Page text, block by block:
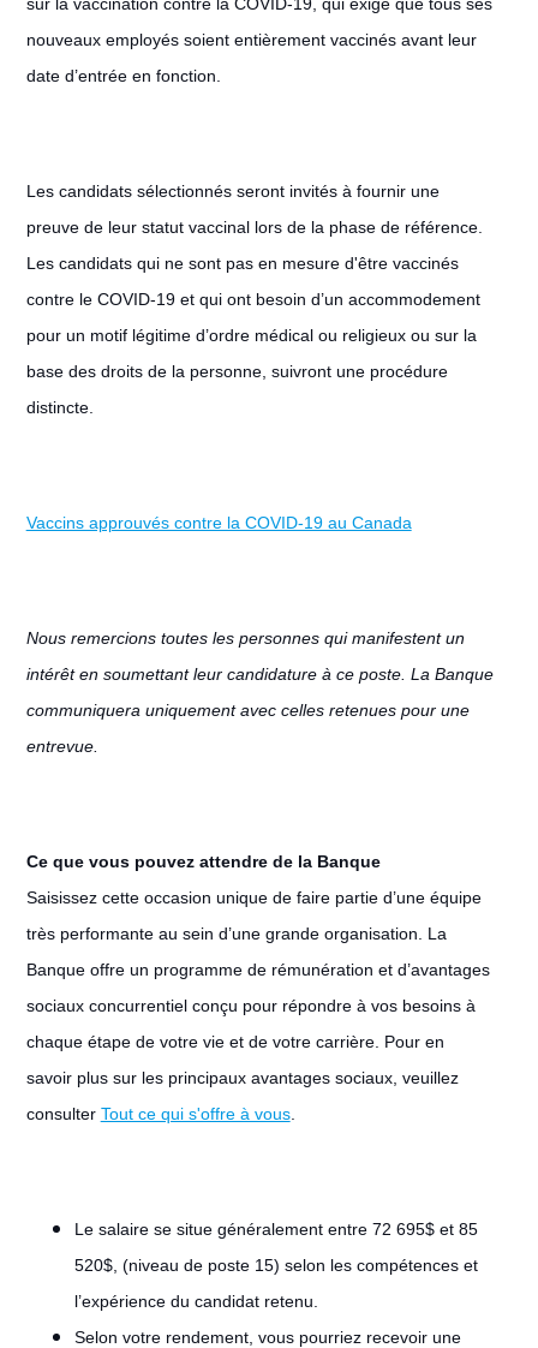
nouveaux employés soient entièrement vaccinés avant leur
date d’entrée en fonction.
Les candidats sélectionnés seront invités à fournir une
preuve de leur statut vaccinal lors de la phase de référence.
Les candidats qui ne sont pas en mesure d'être vaccinés
contre le COVID-19 et qui ont besoin d’un accommodement
pour un motif légitime d’ordre médical ou religieux ou sur la
base des droits de la personne, suivront une procédure
distincte.
Vaccins approuvés contre la COVID-19 au Canada
Nous remercions toutes les personnes qui manifestent un
intérêt en soumettant leur candidature à ce poste. La Banque
communiquera uniquement avec celles retenues pour une
entrevue.
Ce que vous pouvez attendre de la Banque
Saisissez cette occasion unique de faire partie d’une équipe
très performante au sein d’une grande organisation. La
Banque offre un programme de rémunération et d’avantages
sociaux concurrentiel conçu pour répondre à vos besoins à
chaque étape de votre vie et de votre carrière. Pour en
savoir plus sur les principaux avantages sociaux, veuillez
consulter Tout ce qui s'offre à vous.
Le salaire se situe généralement entre 72 695$ et 85
520$, (niveau de poste 15) selon les compétences et
l’expérience du candidat retenu.
Selon votre rendement, vous pourriez recevoir une